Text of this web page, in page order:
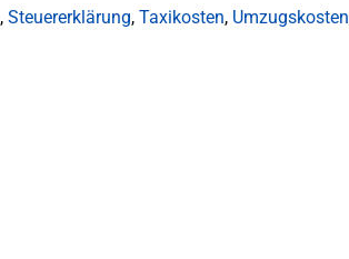
, Steuererklärung, Taxikosten, Umzugskosten